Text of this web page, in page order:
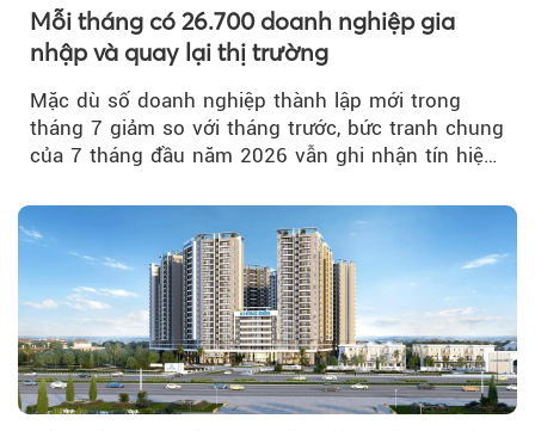
Mỗi tháng có 26.700 doanh nghiệp gia
nhập và quay lại thị trường
Mặc dù số doanh nghiệp thành lập mới trong
tháng 7 giảm so với tháng trước, bức tranh chung
của 7 tháng đầu năm 2026 vẫn ghi nhận tín hiệu